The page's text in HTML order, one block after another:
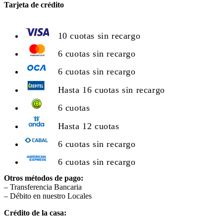
Tarjeta de crédito
10 cuotas sin recargo
6 cuotas sin recargo
6 cuotas sin recargo
Hasta 16 cuotas sin recargo
6 cuotas
Hasta 12 cuotas
6 cuotas sin recargo
6 cuotas sin recargo
Otros métodos de pago:
– Transferencia Bancaria
– Débito en nuestro Locales
Crédito de la casa: